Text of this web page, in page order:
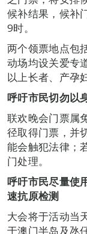
候补结果，候补
9时。
两个领票地点包
动场均设关爱专
以上长者、产孕
呼吁市民切勿以
联欢晚会门票属
径取得门票，并
能会触犯法律；
门处理。
呼吁市民尽量使
速抗原检测
大会将于活动当
于澳门半岛及氹